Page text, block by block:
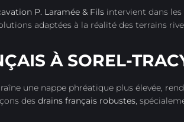
P. Laramée & Fils intervient dans
adaptées à la réalité des terrains
À SOREL-
une nappe phréatique plus élevée,
des drains français robustes,